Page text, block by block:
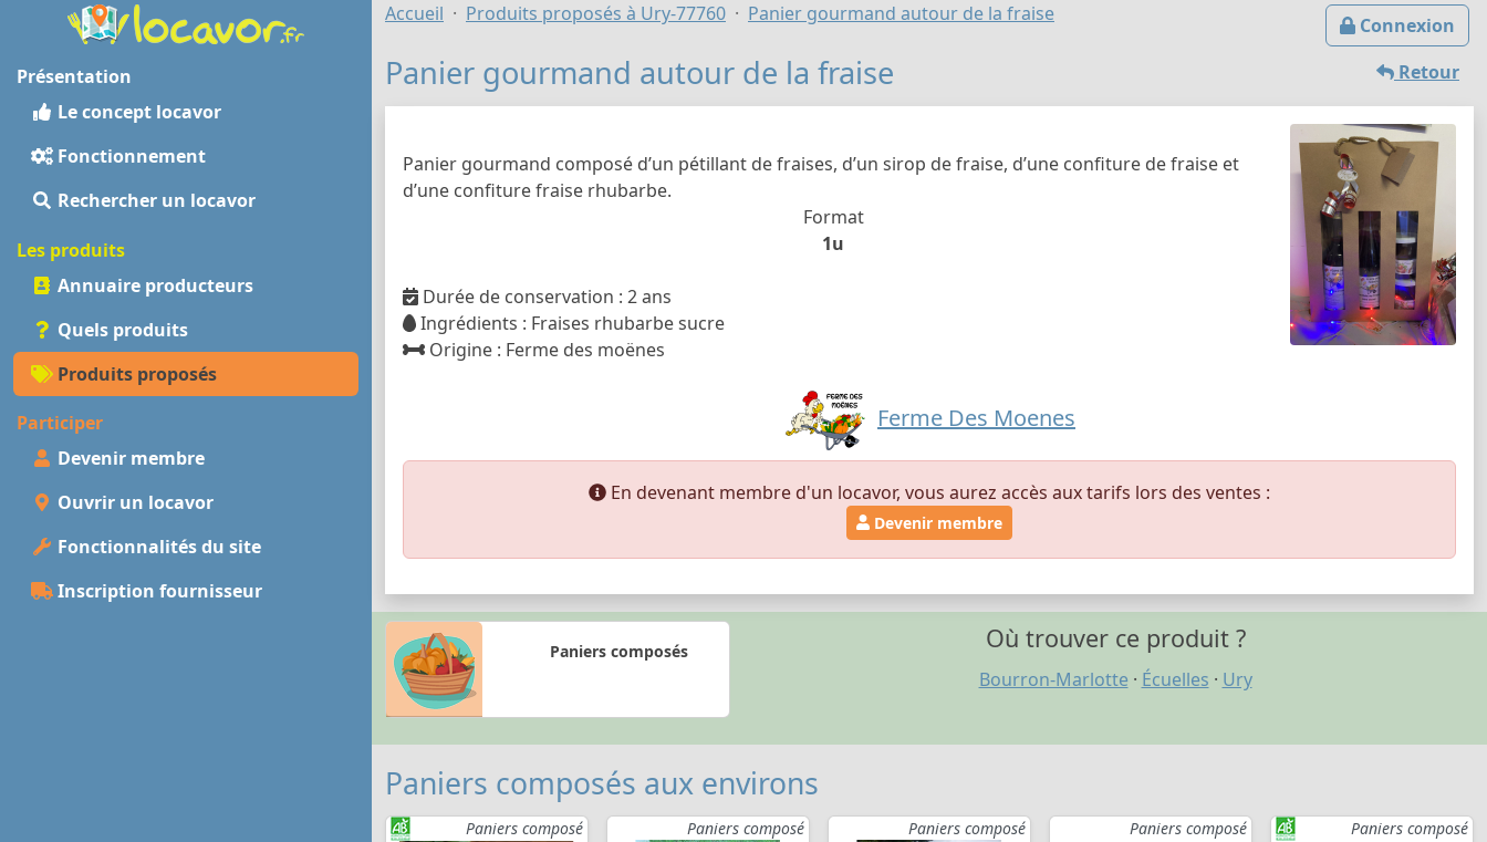
Présentation
Le concept locavor
Fonctionnement
Rechercher un locavor
Les produits
Annuaire producteurs
Quels produits
Produits proposés
Participer
Devenir membre
Ouvrir un locavor
Fonctionnalités du site
Inscription fournisseur
Connexion
Accueil Produits proposés à Ury-77760 Panier gourmand autour de la fraise
Retour
Panier gourmand autour de la fraise
Panier gourmand composé d’un pétillant de fraises, d’un sirop de fraise, d’une confiture de fraise et
d’une confiture fraise rhubarbe.
Format
1u
Durée de conservation : 2 ans
Ingrédients : Fraises rhubarbe sucre
Origine : Ferme des moënes
Ferme Des Moenes
En devenant membre d'un locavor, vous aurez accès aux tarifs lors des ventes :
Devenir membre
Paniers composés Où trouver ce produit ?
Bourron-Marlotte · Écuelles · Ury
Paniers composés aux environs
Paniers composé Paniers composé Paniers composé Paniers composé Paniers composé